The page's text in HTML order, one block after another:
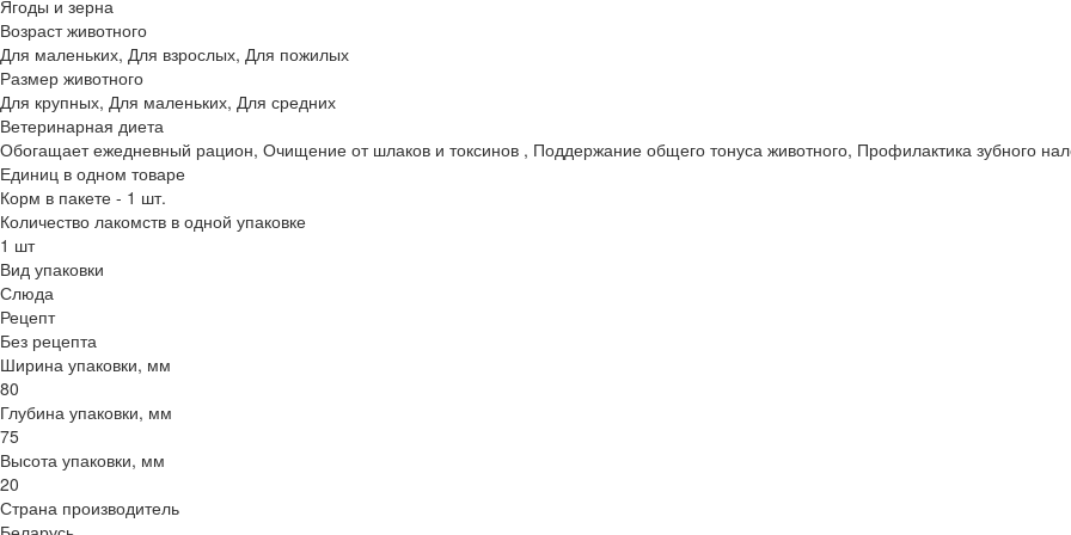
Ягоды и зерна
Возраст животного
Для маленьких, Для взрослых, Для пожилых
Размер животного
Для крупных, Для маленьких, Для средних
Ветеринарная диета
Обогащает ежедневный рацион, Очищение от шлаков и токсинов , Поддержание общего тонуса животного, Профилактика зубного
Единиц в одном товаре
Корм в пакете - 1 шт.
Количество лакомств в одной упаковке
1 шт
Вид упаковки
Слюда
Рецепт
Без рецепта
Ширина упаковки, мм
80
Глубина упаковки, мм
75
Высота упаковки, мм
20
Страна производитель